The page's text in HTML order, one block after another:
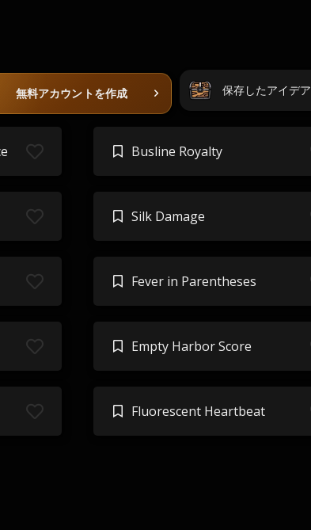
無料アカウントを作成 保存したアイデア
Busline Royalty
Silk Damage
Fever in Parentheses
Empty Harbor Score
Fluorescent Heartbeat